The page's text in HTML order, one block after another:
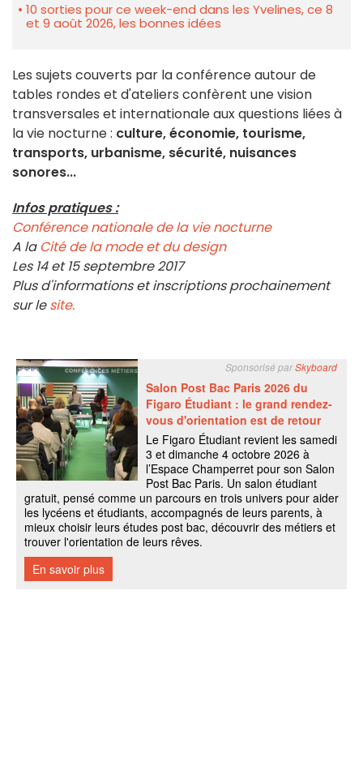
10 sorties pour ce week-end dans les Yvelines, ce 8
et 9 août 2026, les bonnes idées
Les sujets couverts par la conférence autour de
tables rondes et d'ateliers confèrent une vision
transversales et internationale aux questions liées à
la vie nocturne : culture, économie, tourisme,
transports, urbanisme, sécurité, nuisances
sonores...
Infos pratiques :
Conférence nationale de la vie nocturne
A laCité de la mode et du design
Les 14 et 15 septembre 2017
Plus d'informations et inscriptions prochainement
sur lesite.